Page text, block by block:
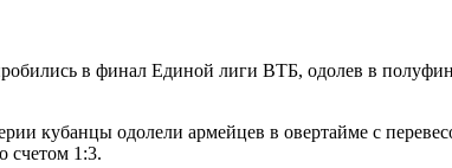
в финал Единой лиги ВТБ, одолев в
кубанцы одолели армейцев в овертайме с
счетом 1:3.